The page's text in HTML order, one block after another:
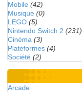
Mobile (42)
Musique (0)
LEGO (5)
Nintendo Switch 2 (231)
Cinéma (3)
Plateformes (4)
Société (2)
Arcade